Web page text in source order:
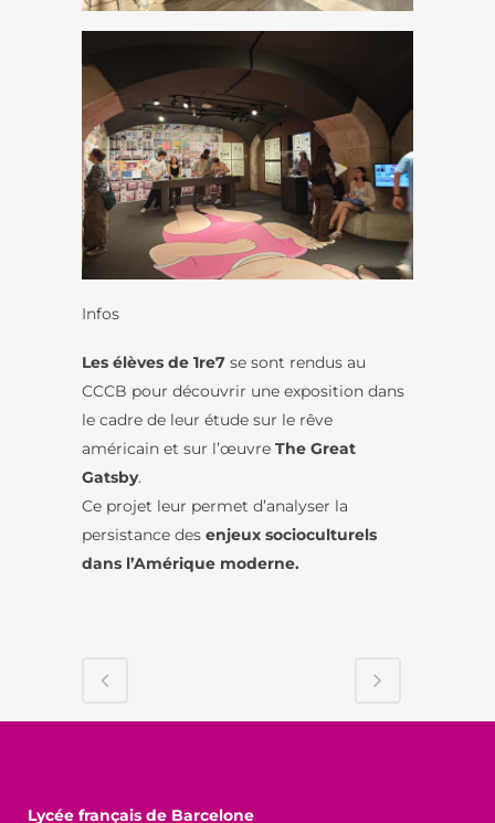
Infos
Les élèves de 1re7 se sont rendus au
CCCB pour découvrir une exposition dans
le cadre de leur étude sur le rêve
américain et sur l’œuvre The Great
Gatsby.
Ce projet leur permet d’analyser la
persistance des enjeux socioculturels
dans l’Amérique moderne.
Lycée français de Barcelone